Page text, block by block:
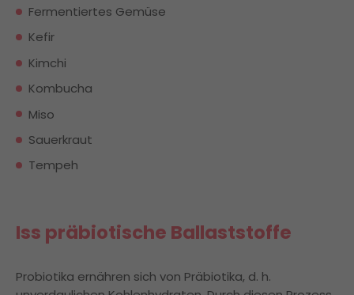
Fermentiertes Gemüse
Kefir
Kimchi
Kombucha
Miso
Sauerkraut
Tempeh
Iss präbiotische Ballaststoffe
Probiotika ernähren sich von Präbiotika, d. h.